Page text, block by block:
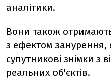
аналітики.
Вони також
з ефектом занурення,
супутникові знімки з
реальних об'єктів.